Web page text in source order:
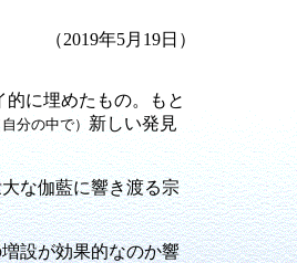
（2019年5月19日）
に埋めたもの。もと
自分の中で） 新しい発見
な伽藍に響き渡る宗
設が効果的なのか響